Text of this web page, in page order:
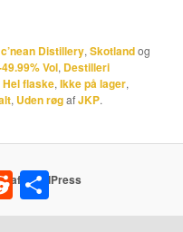
Distillery,Skotlandog
Vol, Destilleri
Hel flaske,Ikke på lager,
, Uden røgafJKP.
af WordPress
Reddit Share